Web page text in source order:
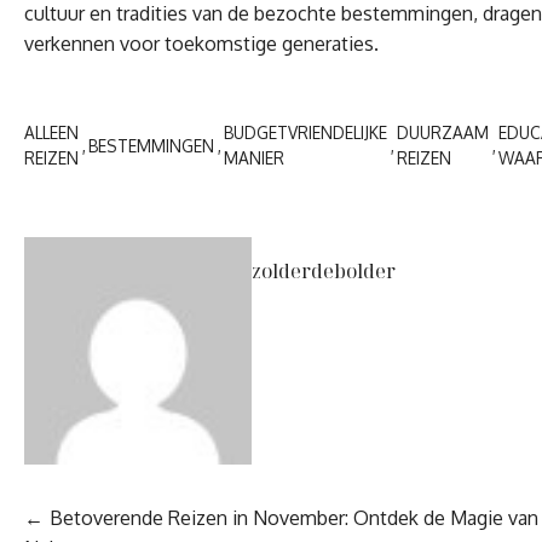
cultuur en tradities van de bezochte bestemmingen,
verkennen voor toekomstige generaties.
ALLEEN
REIZEN
BESTEMMINGEN
BUDGETVRIENDELIJKE
MANIER
DUURZAAM
REIZEN
zolderdebolder
Berichtnavigatie
Betoverende Reizen in November: Ontdek de Magie